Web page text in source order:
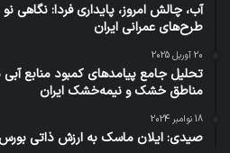
آب، چالش امروز، پایداری فردا: نگاهی
طرح‌های عمرانی ایران
20 آوریل 2025
تحلیل جامع پیامدهای کمبود منابع آبی
مناطق خشک و نیمه‌خشک ایران
18 نوامبر 2024
صیدی: ایلان ماسک به ارزش ذاتی